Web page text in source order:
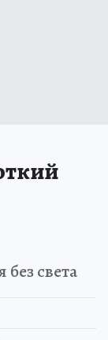
без света